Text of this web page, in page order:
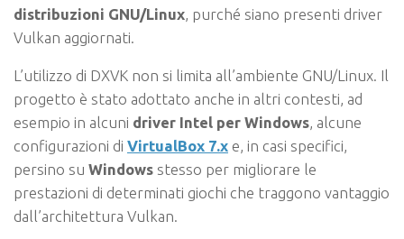
distribuzioni GNU/Linux , purché siano presenti driver
Vulkan aggiornati.
L’utilizzo di DXVK non si limita all’ambiente GNU/Linux. Il
progetto è stato adottato anche in altri contesti, ad
esempio in alcuni driver Intel per Windows, alcune
configurazioni di VirtualBox 7.x e, in casi specifici,
persino su Windows stesso per migliorare le
prestazioni di determinati giochi che traggono vantaggio
dall’architettura Vulkan.